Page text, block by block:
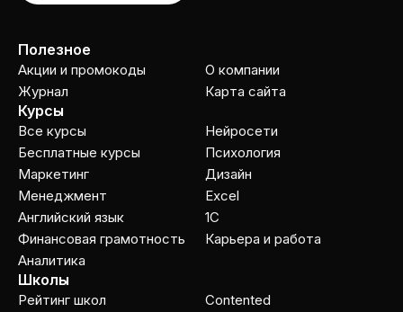
Полезное
Акции и промокоды
Журнал
О компании
Карта сайта
Курсы
Все курсы
Бесплатные курсы
Маркетинг
Менеджмент
Английский язык
Финансовая грамотность
Аналитика
Нейросети
Психология
Дизайн
Excel
1C
Карьера и работа
Школы
Рейтинг школ
Contented